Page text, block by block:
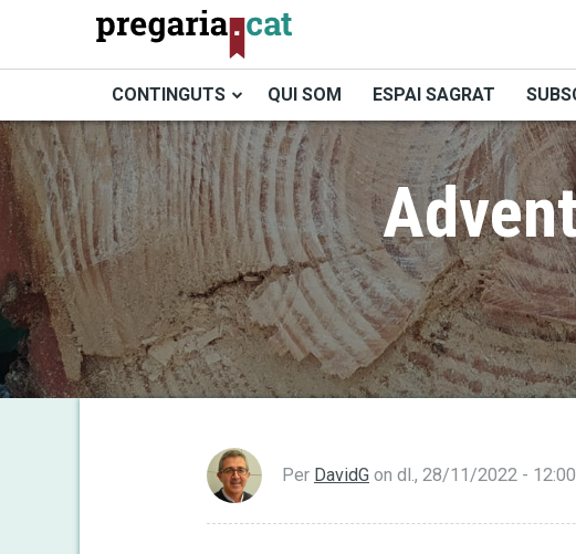
contingut
CONTINGUTS QUI SOM ESPAI SAGRAT
Cercador
Per DavidG on dl., 28/11/2022 - 12:00